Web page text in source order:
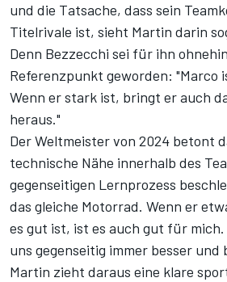
und die Tatsache, dass sein
Titelrivale ist, sieht Martin darin
Denn Bezzecchi sei für ihn
Referenzpunkt geworden: "Marco
Wenn er stark ist, bringt er auch
heraus."
Der Weltmeister von 2024 betont
technische Nähe innerhalb des
gegenseitigen Lernprozess
das gleiche Motorrad. Wenn er
es gut ist, ist es auch gut für
uns gegenseitig immer besser und
Martin zieht daraus eine klare